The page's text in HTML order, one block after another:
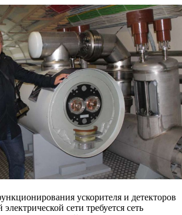
ускорителя и детекторов
сети требуется сеть